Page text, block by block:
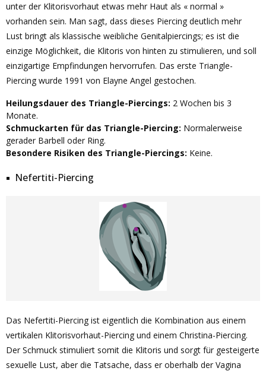
unter der Klitorisvorhaut etwas mehr Haut als « normal »
vorhanden sein. Man sagt, dass dieses Piercing deutlich mehr
Lust bringt als klassische weibliche Genitalpiercings; es ist die
einzige Möglichkeit, die Klitoris von hinten zu stimulieren, und soll
einzigartige Empfindungen hervorrufen. Das erste Triangle-
Piercing wurde 1991 von Elayne Angel gestochen.
Heilungsdauer des Triangle-Piercings: 2 Wochen bis 3
Monate.
Schmuckarten für das Triangle-Piercing: Normalerweise
gerader Barbell oder Ring.
Besondere Risiken des Triangle-Piercings: Keine.
Nefertiti-Piercing
Das Nefertiti-Piercing ist eigentlich die Kombination aus einem
vertikalen Klitorisvorhaut-Piercing und einem Christina-Piercing.
Der Schmuck stimuliert somit die Klitoris und sorgt für gesteigerte
sexuelle Lust, aber die Tatsache, dass er oberhalb der Vagina